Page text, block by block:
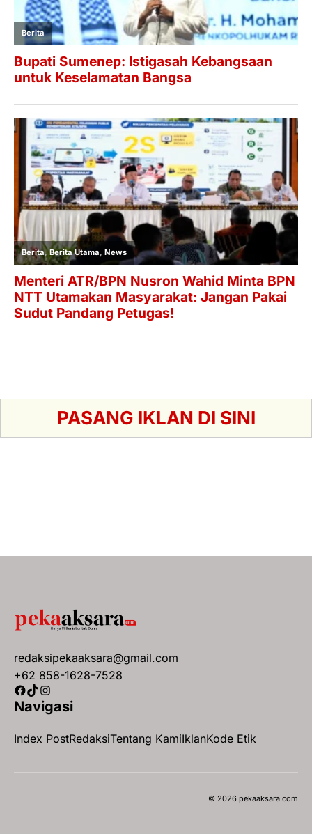
PASANG IKLAN DI SINI
redaksipekaaksara@gmail.com
+62 858-1628-7528
Facebook
TikTok
Instagram
Navigasi
Index PostRedaksiTentang KamiIklanKode Etik
© 2026 pekaaksara.com